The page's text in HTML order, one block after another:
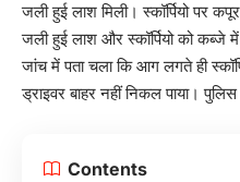
जली हुई लाश मिली। स्कॉर्पियो पर
जली हुई लाश और स्कॉर्पियो को
जांच में पता चला कि आग लगते ही
ड्राइवर बाहर नहीं निकल पाया।
Contents